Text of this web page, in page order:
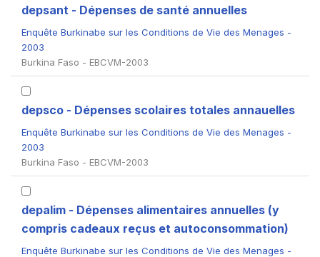
depsant - Dépenses de santé annuelles
Enquête Burkinabe sur les Conditions de Vie des Menages -
2003
Burkina Faso - EBCVM-2003
depsco - Dépenses scolaires totales annauelles
Enquête Burkinabe sur les Conditions de Vie des Menages -
2003
Burkina Faso - EBCVM-2003
depalim - Dépenses alimentaires annuelles (y
compris cadeaux reçus et autoconsommation)
Enquête Burkinabe sur les Conditions de Vie des Menages -